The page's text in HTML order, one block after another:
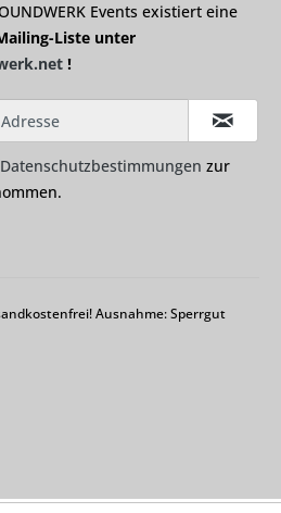
Events existiert eine
Liste unter
!
Datenschutzbestimmungen zur
Ausnahme: Sperrgut